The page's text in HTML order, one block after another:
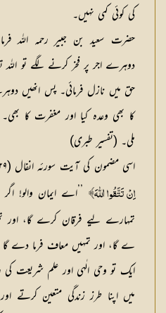
کی کوئی کمی نہیں۔
حضرت سعید بن جبیر رحمہ اللہ
دوہرے اجر پر فخر کرنے لگے تو
حق میں نازل فرمائی۔ پس انھیں
کا بھی وعدہ کیا اور مغفرت کا
ملی۔ (تفسیر طبری)
اسی مضمون کی آیت سورئہ انفال (۲۹) میں ہے کہ:
اِنْ تَتَّقُوا اللّٰهَ﴾
’’اے ایمان والو!
تمہارے لیے فرقان کرے گا، اور
ے گا، اور تمہیں معاف فرما دے
ایک تو وحی الٰہی اور علم شریعت
میں اپنا طرز زندگی متعین کرتے